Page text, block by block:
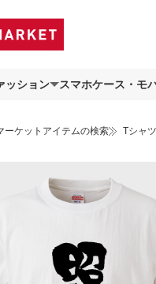
ッション スマホケース・モ
ーケットアイテムの検索 Tシャ